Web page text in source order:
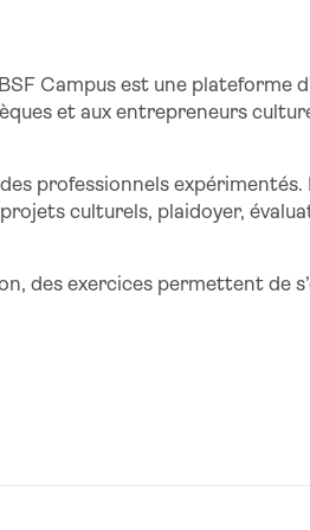
Campus est une plateforme
et aux entrepreneurs
professionnels
culturels, plaidoyer,
des exercices permettent de